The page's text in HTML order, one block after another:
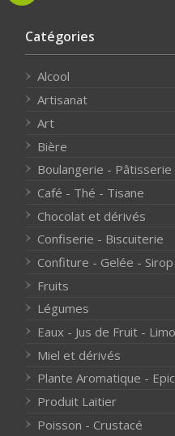
Catégories
Alcool
Artisanat
Art
Bière
Boulangerie - Pâtisserie
Café - Thé - Tisane
Chocolat et dérivés
Confiserie - Biscuiterie
Confiture - Gelée - Sirop
Fruits
Légumes
Eaux - Jus de Fruit -
Miel et dérivés
Plante Aromatique -
Produit Laitier
Poisson - Crustacé